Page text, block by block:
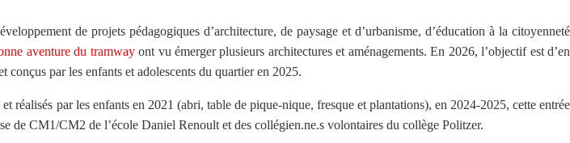
de projets pédagogiques d’architecture, de paysage et d’urbanisme, d’éducation à la citoyenneté
aventure du tramwayont vu émerger plusieurs architectures et aménagements. En 2026, l’objectif est d’en
conçus par les enfants et adolescents du quartier en 2025.
réalisés par les enfants en 2021 (abri, table de pique-nique, fresque et plantations), en 2024-2025, cette entrée
de CM1/CM2 de l’école Daniel Renoult et des collégien.ne.s volontaires du collège Politzer.